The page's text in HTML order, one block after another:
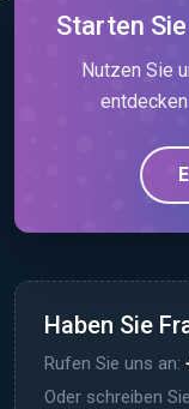
Starten
Nutzen Sie
Haben Sie
Rufen Sie uns an:
Oder schreiben